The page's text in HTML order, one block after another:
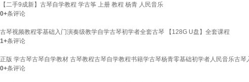
【二手9成新】古琴自学教程 学古筝 上册 教程 杨青 人民音乐
0+条评论
古琴视频教程零基础入门演奏级教学自学古琴初学者全套古琴 【128G U盘】全套课程
1+条评论
正版 学古琴古琴自学教材 古琴教程古琴自学教程书籍学古琴杨青零基础初学者人民音乐古
0+条评论